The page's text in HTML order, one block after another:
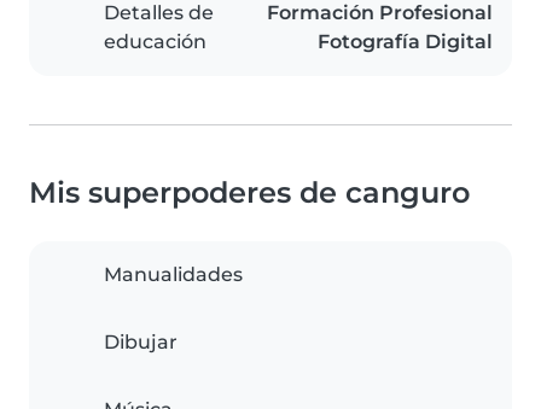
Detalles de
educación
Formación Profesional
Fotografía Digital
Mis superpoderes de canguro
Manualidades
Dibujar